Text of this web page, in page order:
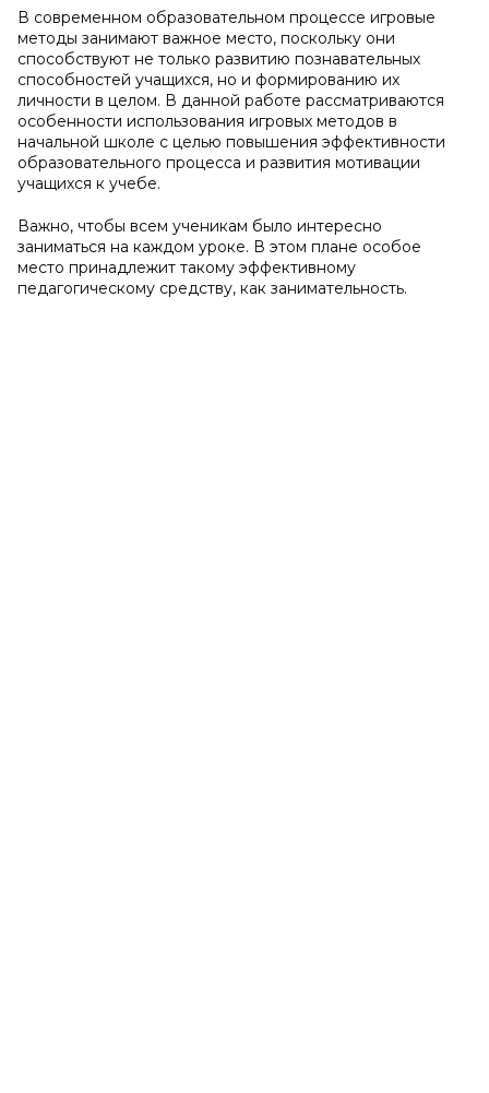
В современном образовательном процессе игровые
методы занимают важное место, поскольку они
способствуют не только развитию познавательных
способностей учащихся, но и формированию их
личности в целом. В данной работе рассматриваются
особенности использования игровых методов в
начальной школе с целью повышения эффективности
образовательного процесса и развития мотивации
учащихся к учебе.
Важно, чтобы всем ученикам было интересно
заниматься на каждом уроке. В этом плане особое
место принадлежит такому эффективному
педагогическому средству, как занимательность.